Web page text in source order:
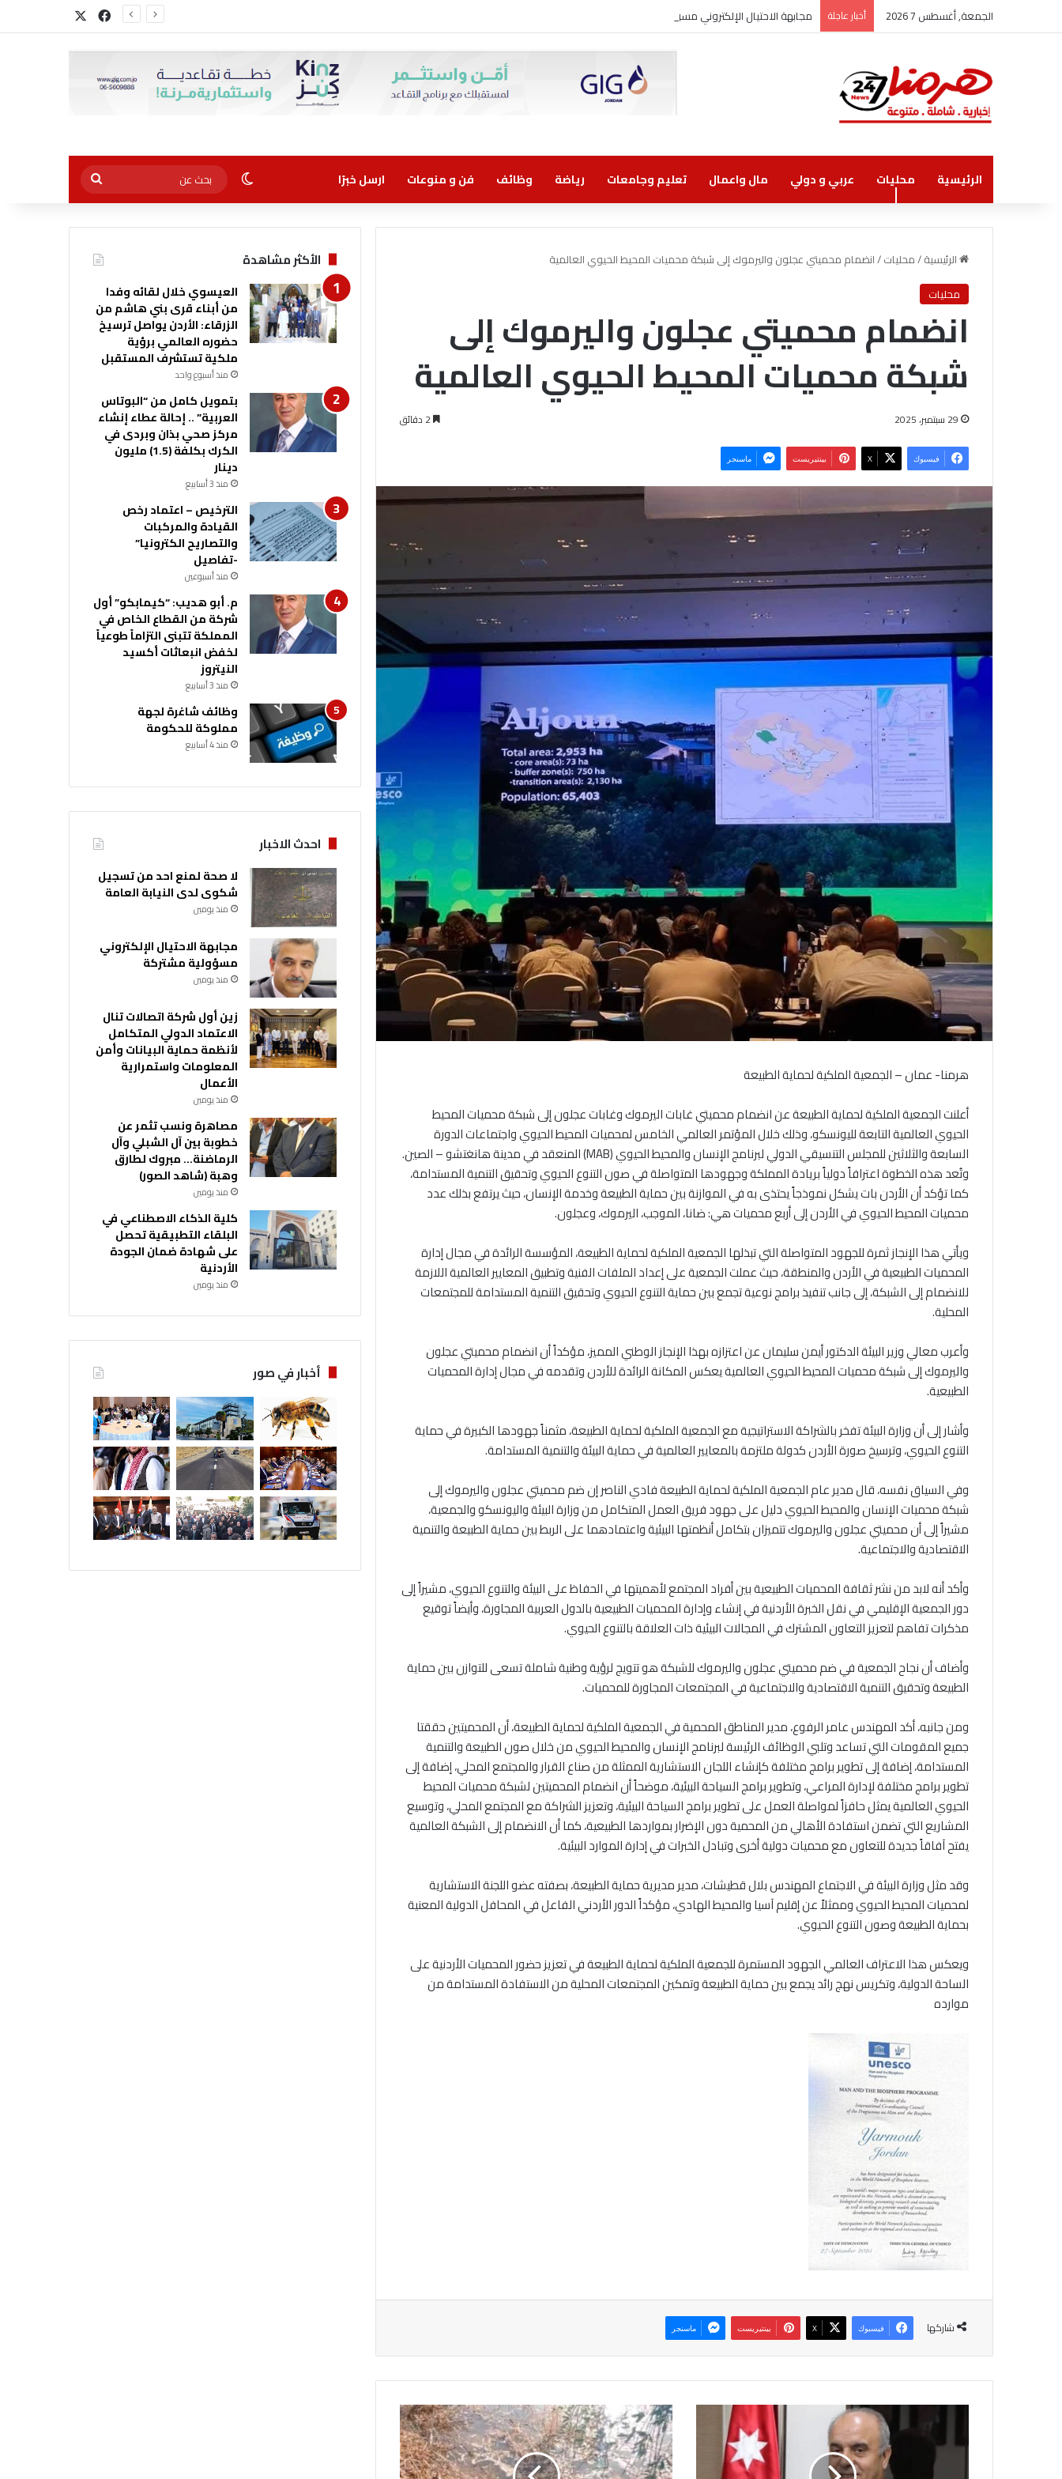
الجمعة, أغسطس 7 2026 أخبار عاجلة مجابهة الاحتيال الإلكتروني مسؤولية مشتركة فيسبوك
الرئيسية محليات عربي و دولي مال واعمال تعليم وجامعات رياضة وظائف فن و منوعات ارسل خبرًا الوضع المظلم
بحث
عن
الرئيسية/محليات/انضمام محميتي عجلون واليرموك إلى شبكة محميات المحيط الحيوي العالمية
محليات
انضمام محميتي عجلون واليرموك إلى
شبكة محميات المحيط الحيوي العالمية
29 سبتمبر، 2025
فيسبوك ‫X بينتيريست ماسنجر
هرمنا- عمان – الجمعية الملكية لحماية الطبيعة
أعلنت الجمعية الملكية لحماية الطبيعة عن انضمام محميتي غابات اليرموك وغابات عجلون إلى شبكة محميات المحيط
الحيوي العالمية التابعة لليونسكو، وذلك خلال المؤتمر العالمي الخامس لمحميات المحيط الحيوي واجتماعات الدورة
السابعة والثلاثين للمجلس التنسيقي الدولي لبرنامج الإنسان والمحيط الحيوي (MAB) المنعقد في مدينة هانغتشو – الصين.
وتُعد هذه الخطوة اعترافاً دولياً بريادة المملكة وجهودها المتواصلة في صون التنوع الحيوي وتحقيق التنمية المستدامة،
كما تؤكد أن الأردن بات يشكل نموذجاً يحتذى به في الموازنة بين حماية الطبيعة وخدمة الإنسان، حيث يرتفع بذلك عدد
محميات المحيط الحيوي في الأردن إلى أربع محميات هي: ضانا، الموجب، اليرموك، وعجلون.
ويأتي هذا الإنجاز ثمرة للجهود المتواصلة التي تبذلها الجمعية الملكية لحماية الطبيعة، المؤسسة الرائدة في مجال إدارة
المحميات الطبيعية في الأردن والمنطقة، حيث عملت الجمعية على إعداد الملفات الفنية وتطبيق المعايير العالمية اللازمة
للانضمام إلى الشبكة، إلى جانب تنفيذ برامج نوعية تجمع بين حماية التنوع الحيوي وتحقيق التنمية المستدامة للمجتمعات
المحلية.
وأعرب معالي وزير البيئة الدكتور أيمن سليمان عن اعتزازه بهذا الإنجاز الوطني المميز، مؤكداً أن انضمام محميتي عجلون
واليرموك إلى شبكة محميات المحيط الحيوي العالمية يعكس المكانة الرائدة للأردن وتقدمه في مجال إدارة المحميات
الطبيعية.
وأشار إلى أن وزارة البيئة تفخر بالشراكة الاستراتيجية مع الجمعية الملكية لحماية الطبيعة، مثمناً جهودها الكبيرة في حماية
التنوع الحيوي، وترسيخ صورة الأردن كدولة ملتزمة بالمعايير العالمية في حماية البيئة والتنمية المستدامة.
وفي السياق نفسه، قال مدير عام الجمعية الملكية لحماية الطبيعة فادي الناصر إن ضم محميتي عجلون واليرموك إلى
شبكة محميات الإنسان والمحيط الحيوي دليل على جهود فريق العمل المتكامل من وزارة البيئة واليونسكو والجمعية،
مشيراً إلى أن محميتي عجلون واليرموك تتميزان بتكامل أنظمتها البيئية واعتمادهما على الربط بين حماية الطبيعة والتنمية
الاقتصادية والاجتماعية.
وأكد أنه لابد من نشر ثقافة المحميات الطبيعية بين أفراد المجتمع لأهميتها في الحفاظ على البيئة والتنوع الحيوي، مشيراً إلى
دور الجمعية الإقليمي في نقل الخبرة الأردنية في إنشاء وإدارة المحميات الطبيعية بالدول العربية المجاورة، وأيضاً توقيع
مذكرات تفاهم لتعزيز التعاون المشترك في المجالات البيئية ذات العلاقة بالتنوع الحيوي.
وأضاف أن نجاح الجمعية في ضم محميتي عجلون واليرموك للشبكة هو تتويج لرؤية وطنية شاملة تسعى للتوازن بين حماية
الطبيعة وتحقيق التنمية الاقتصادية والاجتماعية في المجتمعات المجاورة للمحميات.
ومن جانبه، أكد المهندس عامر الرفوع، مدير المناطق المحمية في الجمعية الملكية لحماية الطبيعة، أن المحميتين حققتا
جميع المقومات التي تساعد وتلبي الوظائف الرئيسة لبرنامج الإنسان والمحيط الحيوي من خلال صون الطبيعة والتنمية
المستدامة، إضافة إلى تطوير برامج مختلفة كإنشاء اللجان الاستشارية الممثلة من صناع القرار والمجتمع المحلي، إضافة إلى
تطوير برامج مختلفة لإدارة المراعي، وتطوير برامج السياحة البيئية، موضحاً أن انضمام المحميتين لشبكة محميات المحيط
الحيوي العالمية يمثل حافزاً لمواصلة العمل على تطوير برامج السياحة البيئية، وتعزيز الشراكة مع المجتمع المحلي، وتوسيع
المشاريع التي تضمن استفادة الأهالي من المحمية دون الإضرار بمواردها الطبيعية، كما أن الانضمام إلى الشبكة العالمية
يفتح آفاقاً جديدة للتعاون مع محميات دولية أخرى وتبادل الخبرات في إدارة الموارد البيئية.
وقد مثل وزارة البيئة في الاجتماع المهندس بلال قطيشات، مدير مديرية حماية الطبيعة، بصفته عضو اللجنة الاستشارية
لمحميات المحيط الحيوي وممثلاً عن إقليم آسيا والمحيط الهادي، مؤكداً الدور الأردني الفاعل في المحافل الدولية المعنية
بحماية الطبيعة وصون التنوع الحيوي.
ويعكس هذا الاعتراف العالمي الجهود المستمرة للجمعية الملكية لحماية الطبيعة في تعزيز حضور المحميات الأردنية على
الساحة الدولية، وتكريس نهج رائد يجمع بين حماية الطبيعة وتمكين المجتمعات المحلية من الاستفادة المستدامة من
موارده
شاركها فيسبوك ‫X بينتيريست ماسنجر
ي
م
و
ا
ط
الأكثر مشاهدة
العيسوي خلال لقائه وفدا
من أبناء قرى بني هاشم من
الزرقاء: الأردن يواصل ترسيخ
حضوره العالمي برؤية
ملكية تستشرف المستقبل
منذ أسبوع واحد
بتمويل كامل من “البوتاس
العربية” .. إحالة عطاء إنشاء
مركز صحي بذان وبردى في
الكرك بكلفة (1.5) مليون
دينار
منذ 3 أسابيع
الترخيص – اعتماد رخص
القيادة والمركبات
والتصاريح الكترونيا”
-تفاصيل
منذ أسبوعين
م. أبو هديب: “كيمابكو” أول
شركة من القطاع الخاص في
المملكة تتبنى التزاماً طوعياً
لخفض انبعاثات أكسيد
النيتروز
منذ 3 أسابيع
وظائف شاغرة لجهة
مملوكة للحكومة
منذ 4 أسابيع
احدث الاخبار
لا صحة لمنع احد من تسجيل
شكوى لدى النيابة العامة
منذ يومين
مجابهة الاحتيال الإلكتروني
مسؤولية مشتركة
منذ يومين
زين أول شركة اتصالات تنال
الاعتماد الدولي المتكامل
لأنظمة حماية البيانات وأمن
المعلومات واستمرارية
الأعمال
منذ يومين
مصاهرة ونسب تثمر عن
خطوبة بين آل الشبلي وآل
الرماضنة… مبروك لطارق
وهبة (شاهد الصور)
منذ يومين
كلية الذكاء الاصطناعي في
البلقاء التطبيقية تحصل
على شهادة ضمان الجودة
الأردنية
منذ يومين
أخبار في صور